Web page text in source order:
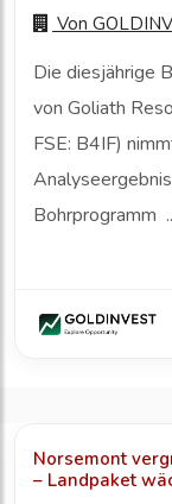
Von
Die diesjährige
von Goliath
FSE: B4IF)
Bohrprogramm
Norsemont
– Landpaket